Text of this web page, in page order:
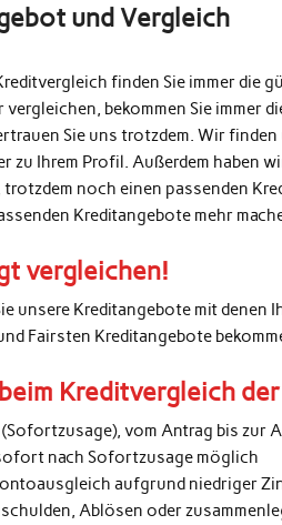
und Vergleich
finden Sie immer die
vergleichen, bekommen Sie immer
Sie uns trotzdem. Wir
zu Ihrem Profil. Außerdem haben
trotzdem noch einen passenden
Kreditangebote mehr
vergleichen!
unsere Kreditangebote mit denen
Fairsten Kreditangebote
Kreditvergleich
vom Antrag bis zur
nach Sofortzusage möglich
aufgrund niedriger
Ablösen oder